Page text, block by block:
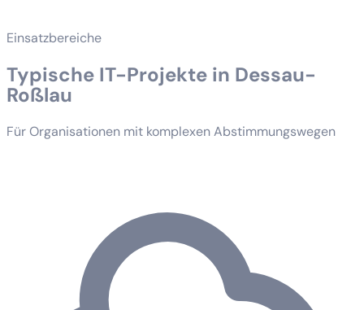
Einsatzbereiche
Typische IT-Projekte in Dessau-
Roßlau
Für Organisationen mit komplexen Abstimmungswegen